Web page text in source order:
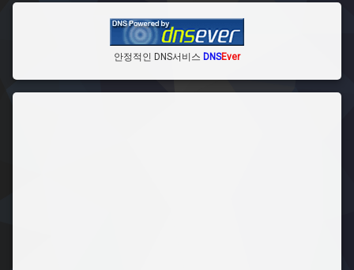
안정적인 DNS서비스 DNSEver